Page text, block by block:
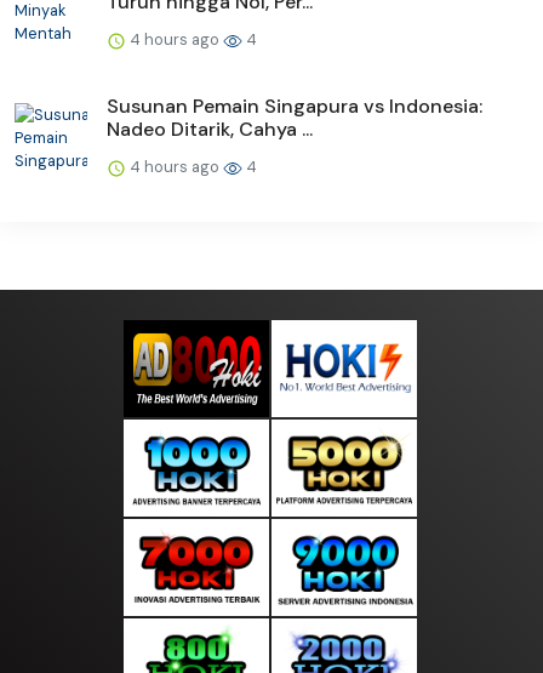
4 hours ago 4
Susunan Pemain Singapura vs Indonesia:
Nadeo Ditarik, Cahya ...
4 hours ago 4